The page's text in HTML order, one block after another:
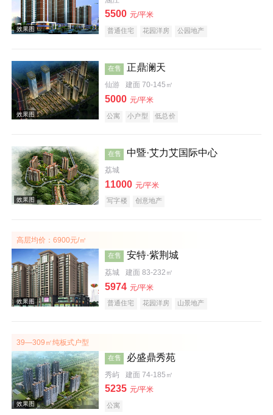
效果图
5500 元/平米
普通住宅 花园洋房 公园地产
效果图
在售 正鼎澜天
仙游 建面 70-145㎡
5000 元/平米
公寓 小户型 低总价
效果图
在售 中暨·艾力艾国际中心
荔城
11000 元/平米
写字楼 创意地产
高层均价：6900元/㎡
在售 安特·紫荆城
荔城 建面 83-232㎡
5974 元/平米
普通住宅 花园洋房 山景地产
39—309㎡纯板式户型
在售 必盛鼎秀苑
秀屿 建面 74-185㎡
5235 元/平米
公寓